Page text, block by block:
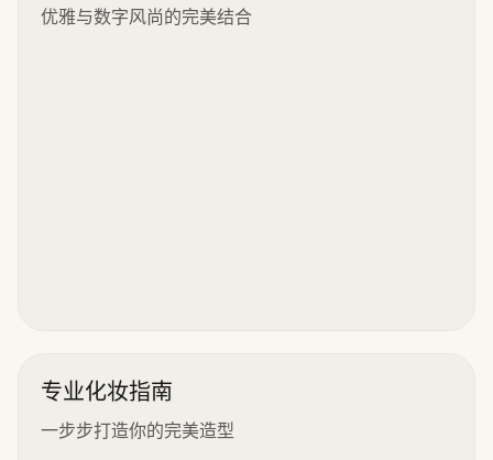
优雅与数字风尚的完美结合
专业化妆指南
一步步打造你的完美造型